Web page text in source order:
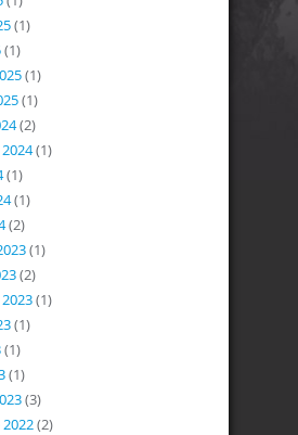
(1)
(1)
(1)
(1)
(2)
(1)
(1)
(1)
(2)
(1)
(2)
(1)
(1)
(1)
(1)
(3)
(2)